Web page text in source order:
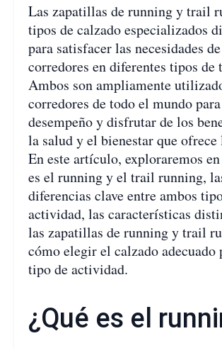
Las zapatillas de running y trail
tipos de calzado especializados
para satisfacer las necesidades
corredores en diferentes tipos de
Ambos son ampliamente
corredores de todo el mundo
desempeño y disfrutar de los
la salud y el bienestar que ofrece
En este artículo, exploraremos
es el running y el trail running,
diferencias clave entre ambos
actividad, las características
las zapatillas de running y trail
cómo elegir el calzado adecuado
tipo de actividad.
¿Qué es el